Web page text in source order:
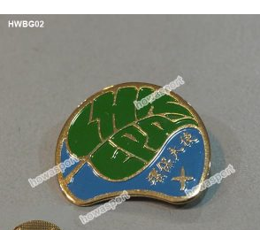
Skip